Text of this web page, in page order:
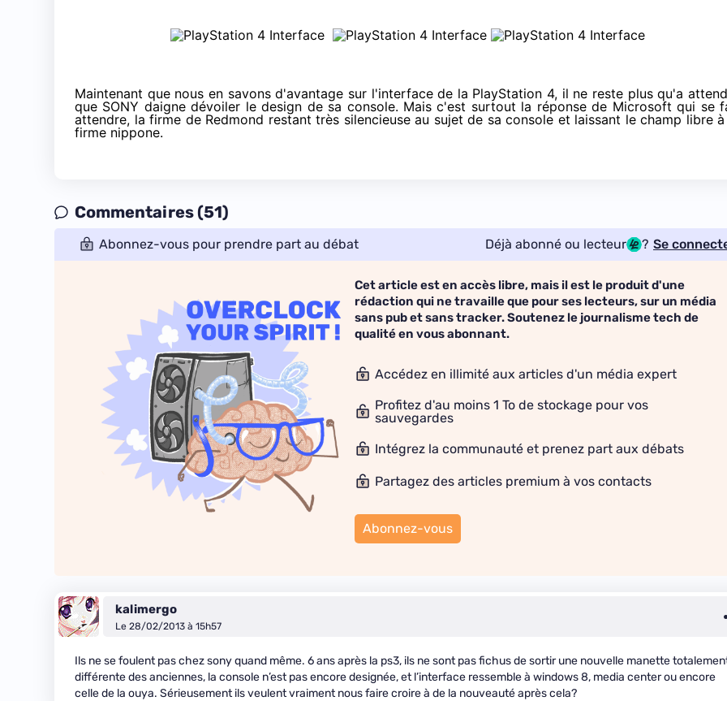
Maintenant que nous en savons d'avantage sur l'interface de la PlayStation 4, il ne reste plus qu'a
que SONY daigne dévoiler le design de sa console. Mais c'est surtout la réponse de Microsoft qui se
attendre, la firme de Redmond restant très silencieuse au sujet de sa console et laissant le champ libre
firme nippone.
Commentaires (51)
Abonnez-vous pour prendre part au débat Déjà abonné ou lecteur ? Se
Cet article est en accès libre, mais il est le produit d'une
rédaction qui ne travaille que pour ses lecteurs, sur un média
sans pub et sans tracker. Soutenez le journalisme tech de
qualité en vous abonnant.
Accédez en illimité aux articles d'un média expert
Profitez d'au moins 1 To de stockage pour vos
sauvegardes
Intégrez la communauté et prenez part aux débats
Partagez des articles premium à vos contacts
Abonnez-vous
kalimergo
Le 28/02/2013 à 15h57
Ils ne se foulent pas chez sony quand même. 6 ans après la ps3, ils ne sont pas fichus de sortir une nouvelle manette
différente des anciennes, la console n’est pas encore designée, et l’interface ressemble à windows 8, media center ou encore
celle de la ouya. Sérieusement ils veulent vraiment nous faire croire à de la nouveauté après cela?